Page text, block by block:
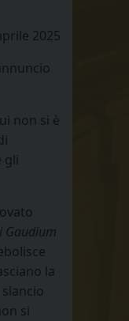
2025
non si è
Gaudium
la
si